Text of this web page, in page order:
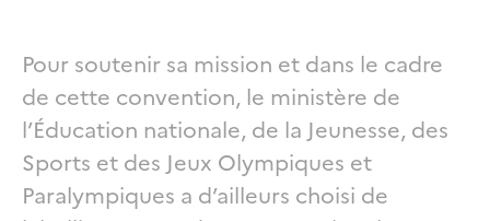
Pour soutenir sa mission et dans le cadre
de cette convention, le ministère de
l’Éducation nationale, de la Jeunesse, des
Sports et des Jeux Olympiques et
Paralympiques a d’ailleurs choisi de